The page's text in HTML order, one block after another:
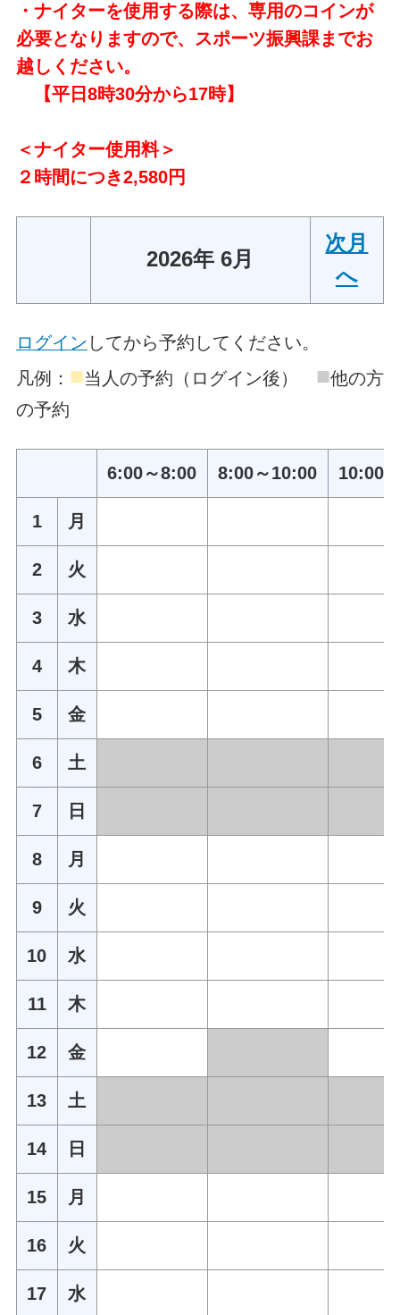
・ナイターを使用する際は、専用のコインが
必要となりますので、スポーツ振興課までお
越しください。
【平日8時30分から17時】
＜ナイター使用料＞
２時間につき2,580円
2026年 6月
次月
へ
ログイン してから予約してください。
凡例： ■当人の予約（ログイン後） ■他の方
の予約
6:00～8:00 8:00～10:00 10:00
1 月
2 火
3 水
4 木
5 金
6 土
7 日
8 月
9 火
10 水
11 木
12 金
13 土
14 日
15 月
16 火
17 水